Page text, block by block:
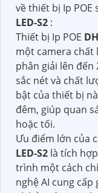
về thiết bị Ip POE
LED-S2 :
Thiết bị Ip POE
một camera chất
phân giải lên đến
sắc nét và chất
bật của thiết bị
đêm, giúp quan
hoặc tối.
Ưu điểm lớn của
LED-S2 là tích
trình một cách
nghệ AI cung